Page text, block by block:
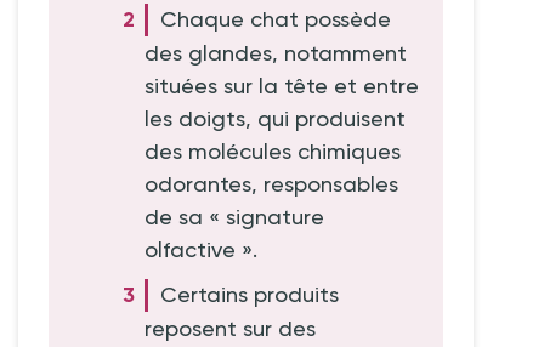
Chaque chat possède
des glandes, notamment
situées sur la tête et entre
les doigts, qui produisent
des molécules chimiques
odorantes, responsables
de sa « signature
olfactive ».
Certains produits
reposent sur des